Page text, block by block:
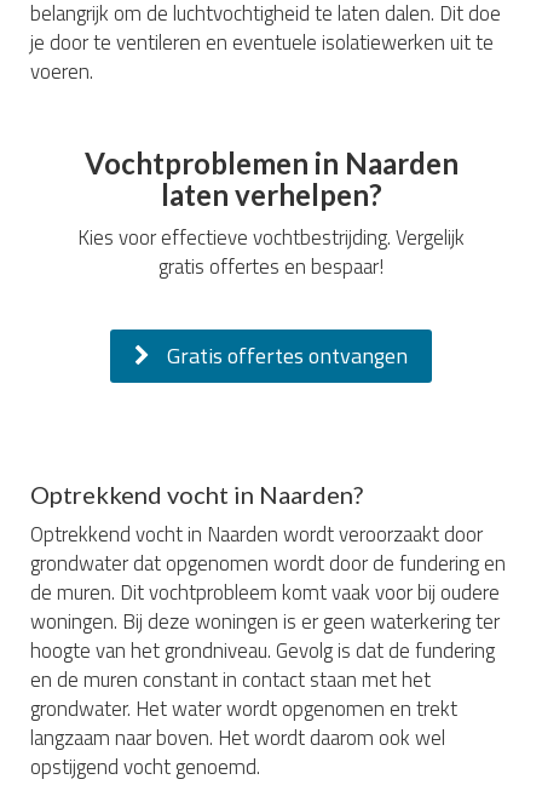
belangrijk om de luchtvochtigheid te laten dalen. Dit doe
je door te ventileren en eventuele isolatiewerken uit te
voeren.
Vochtproblemen in Naarden
laten verhelpen?
Kies voor effectieve vochtbestrijding. Vergelijk
gratis offertes en bespaar!
Gratis offertes ontvangen
Optrekkend vocht in Naarden?
Optrekkend vocht in Naarden wordt veroorzaakt door
grondwater dat opgenomen wordt door de fundering en
de muren. Dit vochtprobleem komt vaak voor bij oudere
woningen. Bij deze woningen is er geen waterkering ter
hoogte van het grondniveau. Gevolg is dat de fundering
en de muren constant in contact staan met het
grondwater. Het water wordt opgenomen en trekt
langzaam naar boven. Het wordt daarom ook wel
opstijgend vocht genoemd.